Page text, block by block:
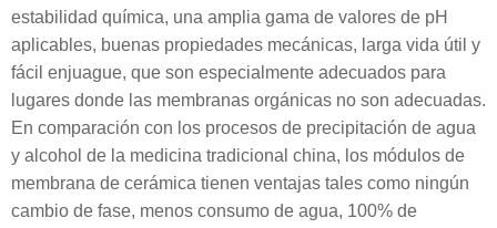
estabilidad química, una amplia gama de valores de pH
aplicables, buenas propiedades mecánicas, larga vida útil y
fácil enjuague, que son especialmente adecuados para
lugares donde las membranas orgánicas no son adecuadas.
En comparación con los procesos de precipitación de agua
y alcohol de la medicina tradicional china, los módulos de
membrana de cerámica tienen ventajas tales como ningún
cambio de fase, menos consumo de agua, 100% de